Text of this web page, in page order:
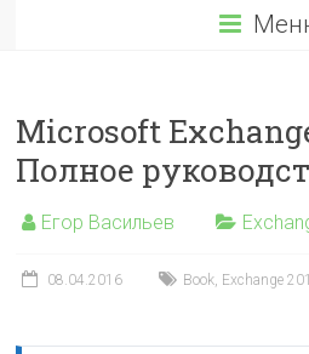
Microsoft
Полное
Егор Васильев
08.04.2016 Book, Exchange